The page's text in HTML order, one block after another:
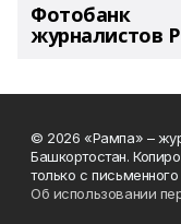
Фотобанк
журналистов
© 2026 «Рампа» –
Башкортостан.
только с
Об использовании